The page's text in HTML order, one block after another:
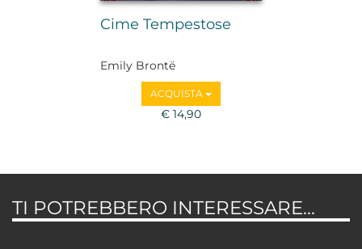
Cime Tempestose
Emily Brontë
ACQUISTA
€ 14,90
TI POTREBBERO INTERESSARE...